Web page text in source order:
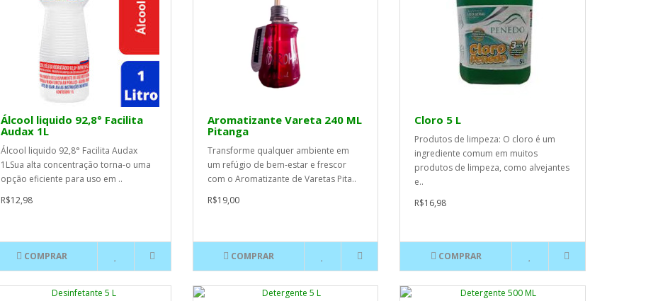
Álcool liquido 92,8° Facilita
Audax 1L
Álcool liquido 92,8° Facilita Audax
1LSua alta concentração torna-o uma
opção eficiente para uso em ..
R$12,98
COMPRAR
Aromatizante Vareta 240 ML
Pitanga
Transforme qualquer ambiente em
um refúgio de bem-estar e frescor
com o Aromatizante de Varetas Pita..
R$19,00
COMPRAR
Cloro 5 L
Produtos de limpeza: O cloro é um
ingrediente comum em muitos
produtos de limpeza, como alvejantes
e..
R$16,98
COMPRAR